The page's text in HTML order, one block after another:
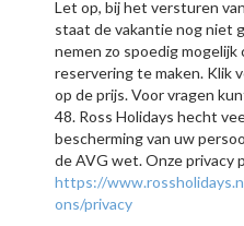
Let op, bij het versturen
staat de vakantie nog niet
nemen zo spoedig
reservering te maken. Klik
op de prijs. Voor vragen
48. Ross Holidays hecht
bescherming van uw
de AVG wet. Onze privacy
https://
ons/privacy